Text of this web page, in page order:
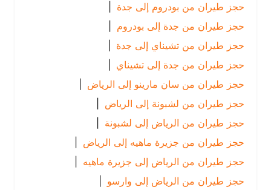
حجز طيران من بودروم إلى جدة
حجز طيران من جدة إلى بودروم |
حجز طيران من تشيناي إلى جدة
حجز طيران من جدة إلى تشيناي |
حجز طيران من سان مارينو إلى الرياض
|
حجز طيران من لشبونة إلى الرياض
|
حجز طيران من الرياض إلى لشبونة |
حجز طيران من جزيرة ماهيه إلى الرياض
|
حجز طيران من الرياض إلى جزيرة ماهيه |
حجز طيران من الرياض إلى وارسو
|